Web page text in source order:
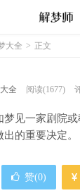
大全 > 正文
全 阅读(1677)
梦见一家剧院
的重要决定。
赞(0)